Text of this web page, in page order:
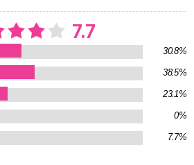
로마는 정복전쟁과 정치 암투 등으로 생
의 이미지가 강하지만, 사실 그들은 ‘법’으
필요로 했을까? 로마는 자신들의
인하는 것임을 입증하고자 필연적으로 ‘하
이 하나의 법이란 당연히 황제의 법이었고,
다. 동로마 황제 유스티니아누스 대제는
된 로마 제국을 이루고자 했다. 그는 동서
7.7
30.8%
38.5%
23.1%
0%
7.7%